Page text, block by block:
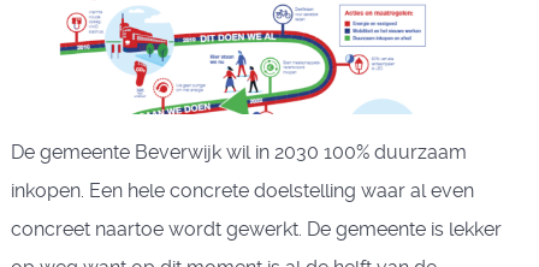
De gemeente Beverwijk wil in 2030 100% duurzaam
inkopen. Een hele concrete doelstelling waar al even
concreet naartoe wordt gewerkt. De gemeente is lekker